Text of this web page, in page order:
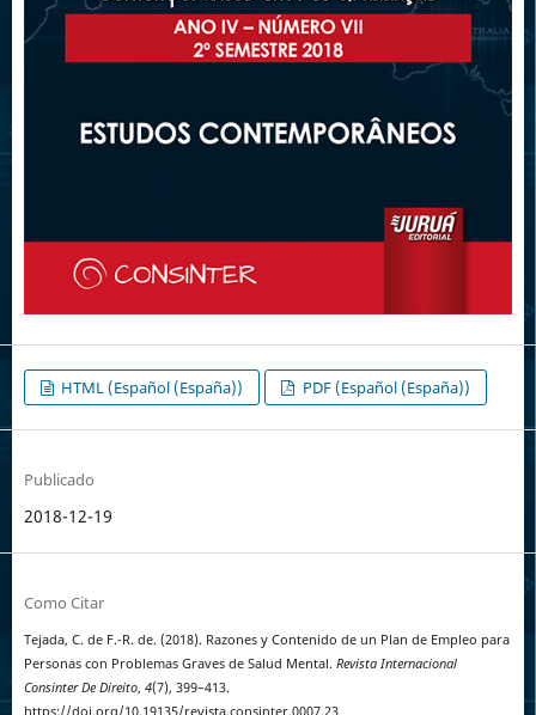
HTML (Español (España)) PDF (Español (España))
Publicado
2018-12-19
Como Citar
Tejada, C. de F.-R. de. (2018). Razones y Contenido de un Plan de Empleo para
Personas con Problemas Graves de Salud Mental. Revista Internacional
Consinter De Direito, 4(7), 399–413.